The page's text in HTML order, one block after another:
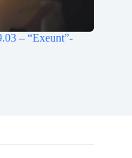
– “Exeunt”-